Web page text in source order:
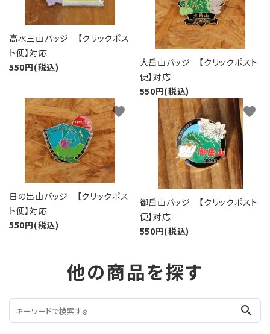
高水三山バッジ 【クリックポス
ト便】対応
550円(税込)
大岳山バッジ 【クリックポスト
便】対応
550円(税込)
日の出山バッジ 【クリックポス
ト便】対応
550円(税込)
favorite
御岳山バッジ 【クリックポスト
便】対応
550円(税込)
favorite
他の商品を探す
search